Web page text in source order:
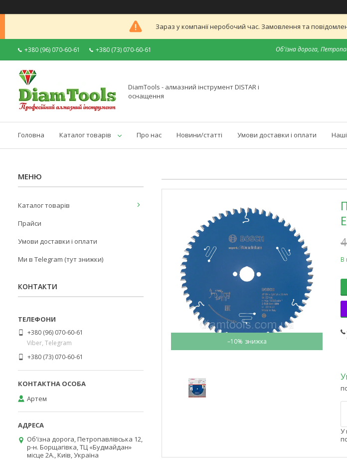
Зараз у компанії неробочий час. Замовлення та
+380 (96) 070-60-61 +380 (73) 070-60-61 Об'їзна дорога,
DiamTools - алмазний інструмент DISTAR і
оснащення
Головна Каталог товарів Про нас Новини/статті Умови доставки і оплати
–10%
В
У
Каталог товарів
Прайси
Умови доставки і оплати
Ми в Telegram (тут знижки)
КОНТАКТИ
+380 (96) 070-60-61
Viber, Telegram
+380 (73) 070-60-61
Артем
Об'їзна дорога, Петропавлівська 12,
р-н. Борщагівка, ТЦ «Будмайдан»
місце 2А., Київ, Україна